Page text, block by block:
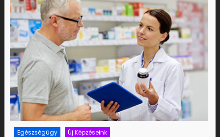
Egészségügy Új Képzéseink